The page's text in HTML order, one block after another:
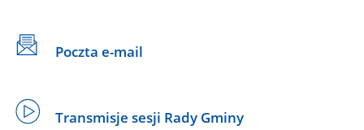
Poczta e-mail
Transmisje sesji Rady Gminy